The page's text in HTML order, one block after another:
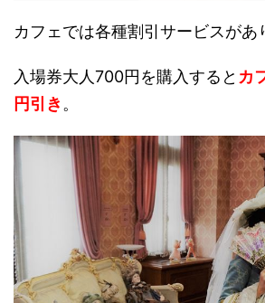
カフェでは各種割引サービスがあ
入場券大人700円を購入すると カ
円引き 。